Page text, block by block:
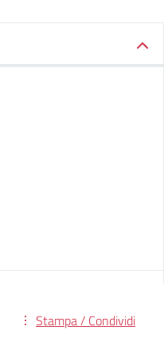
Stampa / Condividi